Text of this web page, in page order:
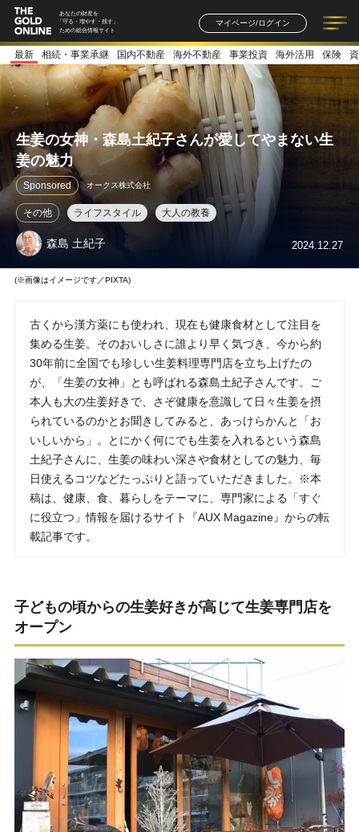
あなたの財産を
「守る・増やす・残す」
ための総合情報サイト
マイページ/ログイン
記事一覧 連載一覧
著者一覧 書籍一覧
最新 相続・事業承継 国内不動産 海外不動産 事業投資 海外活用 保険
生姜の女神・森島土紀子さんが愛してやまない生
姜の魅力
Sponsored オークス株式会社
その他 ライフスタイル 大人の教養
森島 土紀子 2024.12.27
(※画像はイメージです／PIXTA)
古くから漢方薬にも使われ、現在も健康食材として注目を
集める生姜。そのおいしさに誰より早く気づき、今から約
30年前に全国でも珍しい生姜料理専門店を立ち上げたの
が、「生姜の女神」とも呼ばれる森島土紀子さんです。ご
本人も大の生姜好きで、さぞ健康を意識して日々生姜を摂
られているのかとお聞きしてみると、あっけらかんと「お
いしいから」。とにかく何にでも生姜を入れるという森島
土紀子さんに、生姜の味わい深さや食材としての魅力、毎
日使えるコツなどたっぷりと語っていただきました。※本
稿は、健康、食、暮らしをテーマに、専門家による「すぐ
に役立つ」情報を届けるサイト『AUX Magazine』からの転
載記事です。
子どもの頃からの生姜好きが高じて生姜専門店を
オープン